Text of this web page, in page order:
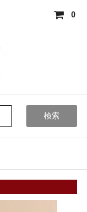
0
検索